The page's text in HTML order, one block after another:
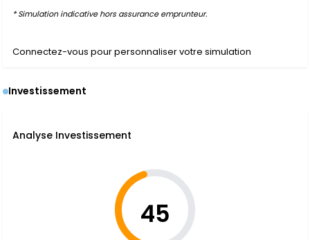
* Simulation indicative hors assurance emprunteur.
Connectez-vous pour personnaliser votre simulation
Investissement
Analyse Investissement
45